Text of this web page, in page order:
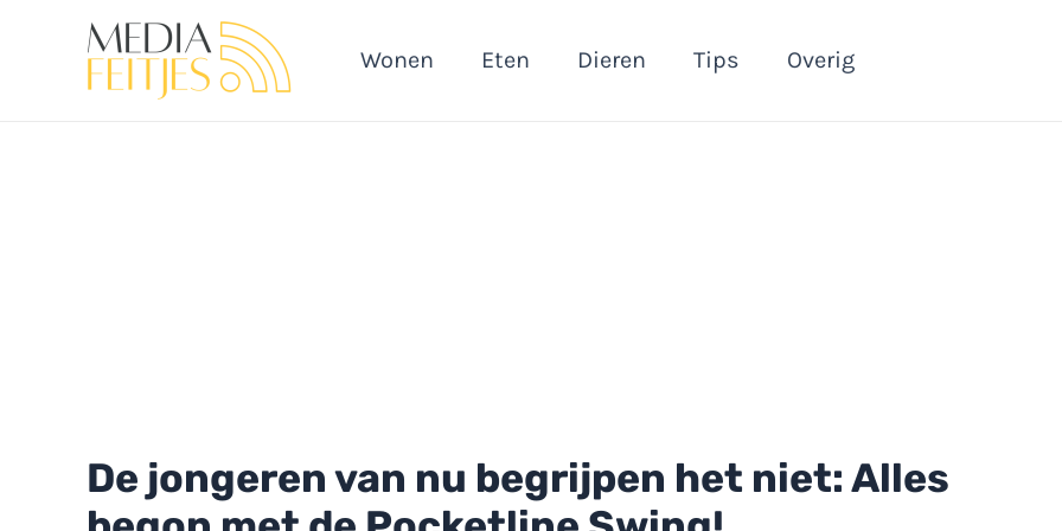
Wonen Eten Dieren Tips Overig
De jongeren van nu begrijpen het niet: Alles